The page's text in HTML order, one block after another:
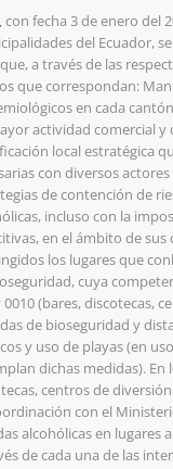
con fecha 3 de enero del
del Ecuador,
a través de las
que correspondan:
en cada
actividad comercial y
local estratégica
con diversos
de contención de
incluso con la
en el ámbito de
los lugares que
cuya
0010 (bares, discotecas,
de bioseguridad y
y uso de playas (en
dichas medidas). En
centros de
con el
alcohólicas en
de cada una de las